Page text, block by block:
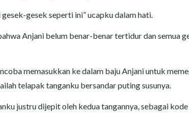
gesek seperti ini” ucapku dalam hati.
Anjani belum benar-benar tertidur dan semua
memasukkan ke dalam baju Anjani untuk
telapak tanganku bersandar puting susunya.
justru dijepit oleh kedua tangannya, sebagai